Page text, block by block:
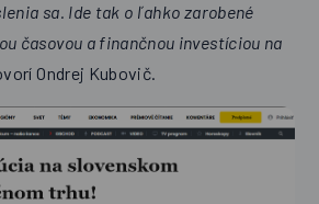
sa. Ide tak o ľahko zarobené
časovou a finančnou investíciou na
Ondrej Kubovič.